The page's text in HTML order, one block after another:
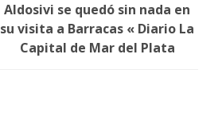
Aldosivi se quedó sin nada en
su visita a Barracas « Diario La
Capital de Mar del Plata